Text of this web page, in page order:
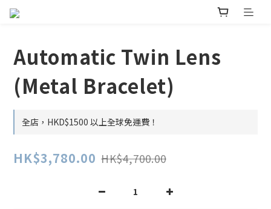
Automatic Twin Lens
(Metal Bracelet)
全店，HKD$1500 以上全球免運費！
HK$3,780.00 HK$4,700.00